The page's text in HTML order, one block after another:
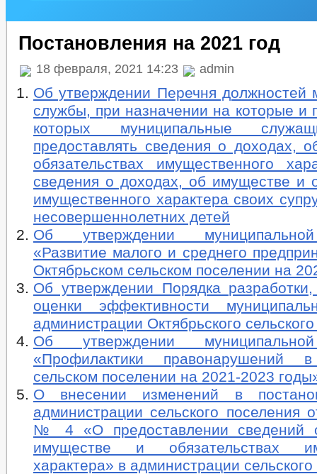
Постановления на 2021 год
18 февраля, 2021 14:23 admin
Об утверждении Перечня должностей
службы, при назначении на которые и
которых муниципальные
предоставлять сведения о доходах,
обязательствах имущественного
сведения о доходах, об имуществе и
имущественного характера своих
несовершеннолетних детей
Об утверждении
«Развитие малого и среднего
Октябрьском сельском поселении на
Об утверждении Порядка
оценки эффективности
администрации Октябрьского
Об утверждении
«Профилактики правонарушений в
сельском поселении на 2021-2023
О внесении изменений в
администрации сельского поселения
№ 4 «О предоставлении сведений
имуществе и обязательствах
характера» в администрации